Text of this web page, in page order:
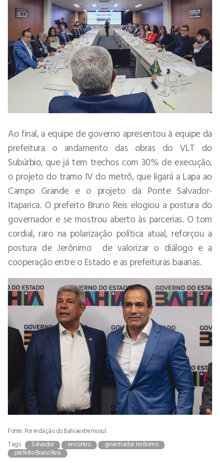
Ao final, a equipe de governo apresentou à equipe da
prefeitura o andamento das obras do VLT do
Subúrbio, que já tem trechos com 30% de execução,
o projeto do tramo IV do metrô, que ligará a Lapa ao
Campo Grande e o projeto da Ponte Salvador-
Itaparica. O prefeito Bruno Reis elogiou a postura do
governador e se mostrou aberto às parcerias. O tom
cordial, raro na polarização política atual, reforçou a
postura de Jerônimo de valorizar o diálogo e a
cooperação entre o Estado e as prefeituras baianas.
Fonte: Por redação do Bahiaextremosul.
Tags:
Salvador encontro
governador Jerônimo
prefeito Bruno Reis